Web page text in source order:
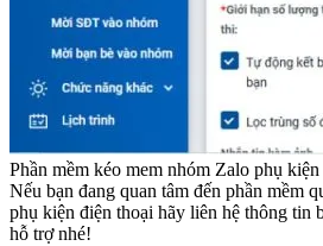
Phần mềm kéo mem nhóm Zalo phụ
Nếu bạn đang quan tâm đến phần mềm
phụ kiện điện thoại hãy liên hệ thông tin
hỗ trợ nhé!